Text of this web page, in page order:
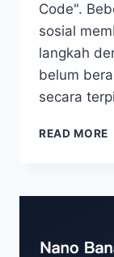
Code".
sosial
langkah
belum
secara
READ MORE